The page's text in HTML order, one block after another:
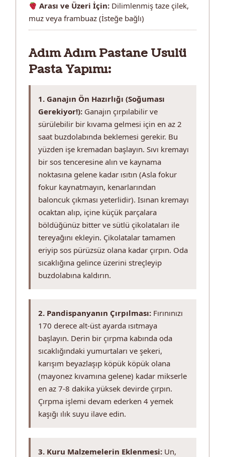
Arası ve Üzeri İçin: Dilimlenmiş taze çilek,
muz veya frambuaz (İsteğe bağlı)
Adım Adım Pastane Usulü
Pasta Yapımı:
1. Ganajın Ön Hazırlığı (Soğuması
Gerekiyor!): Ganajın çırpılabilir ve
sürülebilir bir kıvama gelmesi için en az 2
saat buzdolabında beklemesi gerekir. Bu
yüzden işe kremadan başlayın. Sıvı kremayı
bir sos tenceresine alın ve kaynama
noktasına gelene kadar ısıtın (Asla fokur
fokur kaynatmayın, kenarlarından
baloncuk çıkması yeterlidir). Isınan kremayı
ocaktan alıp, içine küçük parçalara
böldüğünüz bitter ve sütlü çikolataları ile
tereyağını ekleyin. Çikolatalar tamamen
eriyip sos pürüzsüz olana kadar çırpın. Oda
sıcaklığına gelince üzerini streçleyip
buzdolabına kaldırın.
2. Pandispanyanın Çırpılması: Fırınınızı
170 derece alt-üst ayarda ısıtmaya
başlayın. Derin bir çırpma kabında oda
sıcaklığındaki yumurtaları ve şekeri,
karışım beyazlaşıp köpük köpük olana
(mayonez kıvamına gelene) kadar mikserle
en az 7-8 dakika yüksek devirde çırpın.
Çırpma işlemi devam ederken 4 yemek
kaşığı ılık suyu ilave edin.
3. Kuru Malzemelerin Eklenmesi: Un,